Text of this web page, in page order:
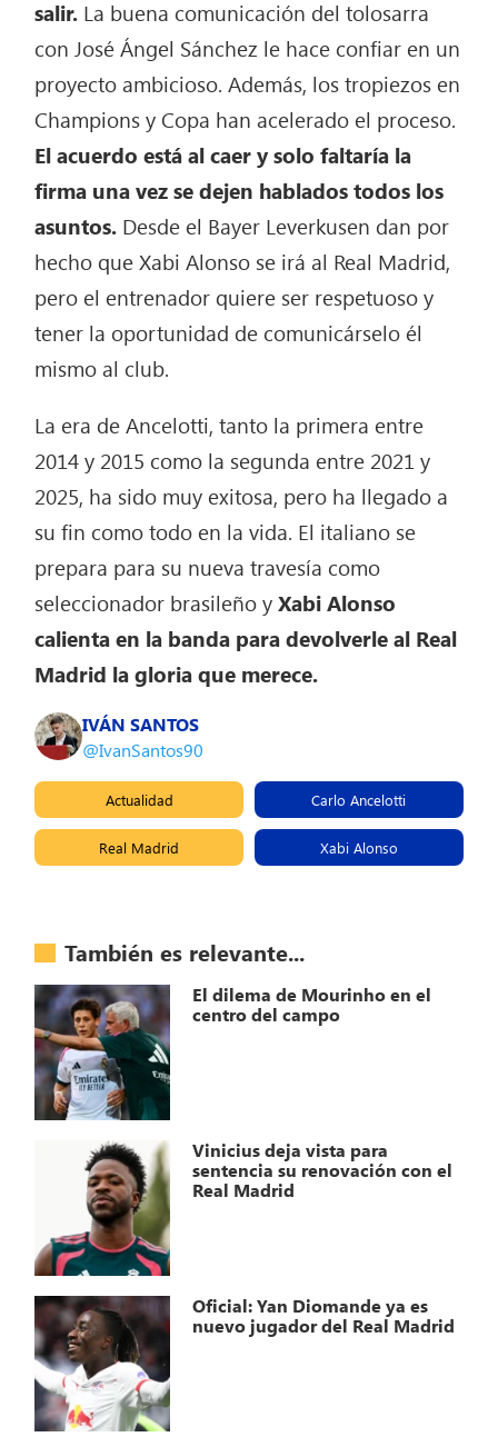
salir. La buena comunicación del tolosarra
con José Ángel Sánchez le hace confiar en un
proyecto ambicioso. Además, los tropiezos en
Champions y Copa han acelerado el proceso.
El acuerdo está al caer y solo faltaría la
firma una vez se dejen hablados todos los
asuntos. Desde el Bayer Leverkusen dan por
hecho que Xabi Alonso se irá al Real Madrid,
pero el entrenador quiere ser respetuoso y
tener la oportunidad de comunicárselo él
mismo al club.
La era de Ancelotti, tanto la primera entre
2014 y 2015 como la segunda entre 2021 y
2025, ha sido muy exitosa, pero ha llegado a
su fin como todo en la vida. El italiano se
prepara para su nueva travesía como
seleccionador brasileño yXabi Alonso
calienta en la banda para devolverle al Real
Madrid la gloria que merece.
IVÁN SANTOS
@IvanSantos90
Actualidad Carlo Ancelotti
Real Madrid Xabi Alonso
También es relevante...
El dilema de Mourinho en el
centro del campo
Vinicius deja vista para
sentencia su renovación con el
Real Madrid
Oficial: Yan Diomande ya es
nuevo jugador del Real Madrid